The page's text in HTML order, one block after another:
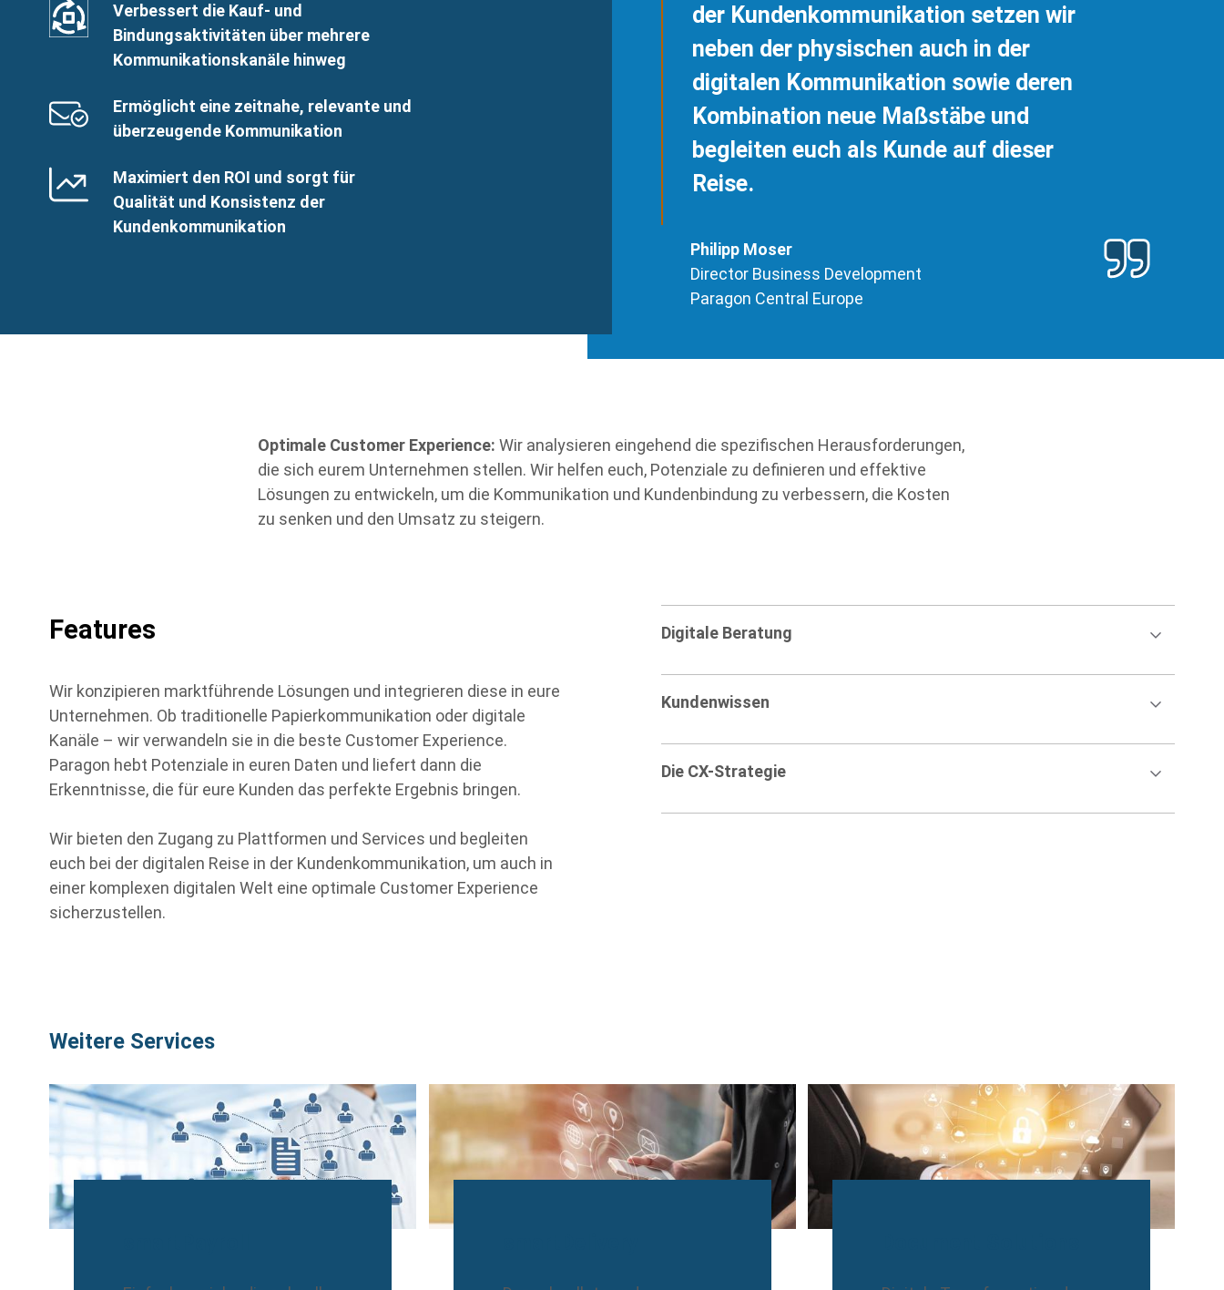
Benefits
Image
SVG
Benefits
Title
Verbessert die Kauf- und
Bindungsaktivitäten über mehrere
Kommunikationskanäle hinweg
Benefits
Image
SVG
Benefits
Title
Ermöglicht eine zeitnahe, relevante und
überzeugende Kommunikation
Benefits
Image
SVG
Benefits
Title
Maximiert den ROI und sorgt für
Qualität und Konsistenz der
Kundenkommunikation
der Kundenkommunikation setzen wir
neben der physischen auch in der
digitalen Kommunikation sowie deren
Kombination neue Maßstäbe und
begleiten euch als Kunde auf dieser
Reise.
Philipp Moser
Director Business Development
Paragon Central Europe
Optimale Customer Experience: Wir analysieren eingehend die spezifischen Herausforderungen,
die sich eurem Unternehmen stellen. Wir helfen euch, Potenziale zu definieren und effektive
Lösungen zu entwickeln, um die Kommunikation und Kundenbindung zu verbessern, die Kosten
zu senken und den Umsatz zu steigern.
Features
Wir konzipieren marktführende Lösungen und integrieren diese in eure
Unternehmen. Ob traditionelle Papierkommunikation oder digitale
Kanäle – wir verwandeln sie in die beste Customer Experience.
Paragon hebt Potenziale in euren Daten und liefert dann die
Erkenntnisse, die für eure Kunden das perfekte Ergebnis bringen.
Wir bieten den Zugang zu Plattformen und Services und begleiten
euch bei der digitalen Reise in der Kundenkommunikation, um auch in
einer komplexen digitalen Welt eine optimale Customer Experience
sicherzustellen.
Accordion
Digitale Beratung
Accordion
Kundenwissen
Accordion
Die CX-Strategie
Weitere Services